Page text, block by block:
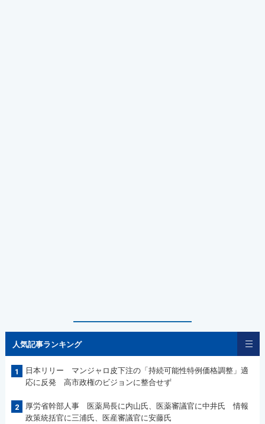
人気記事ランキング
1
日本リリー マンジャロ皮下注の「持続可能性特例価格調整」適
応に反発 高市政権のビジョンに整合せず
2
厚労省幹部人事 医薬局長に内山氏、医薬審議官に中井氏 情報
政策統括官に三浦氏、医産審議官に安藤氏